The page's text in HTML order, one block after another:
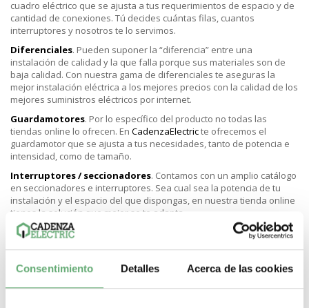
Consentimiento Detalles Acerca de las cookies
cuadro eléctrico que se ajusta a tus requerimientos de espacio y de
cantidad de conexiones. Tú decides cuántas filas, cuantos
interruptores y nosotros te lo servimos.
Diferenciales. Pueden suponer la “diferencia” entre una
instalación de calidad y la que falla porque sus materiales son de
baja calidad. Con nuestra gama de diferenciales te aseguras la
mejor instalación eléctrica a los mejores precios con la calidad de los
mejores suministros eléctricos por internet.
Guardamotores. Por lo específico del producto no todas las
tiendas online lo ofrecen. En CadenzaElectricte ofrecemos el
guardamotor que se ajusta a tus necesidades, tanto de potencia e
intensidad, como de tamaño.
Interruptores / seccionadores. Contamos con un amplio catálogo
en seccionadores e interruptores. Sea cual sea la potencia de tu
instalación y el espacio del que dispongas, en nuestra tienda online
tienes la solución que mejor se te adapta.
Pulsadores, botoneras y accesorios
. Interruptores, porta
Envíos gratis por compras superiores a 150 € y 5,6 € si no alcanzas
esa cifra. En Cadenza Electric tienes los suministros eléctricos de
calidad y más baratos de Internet.